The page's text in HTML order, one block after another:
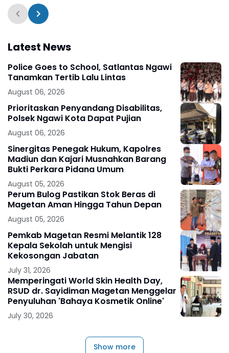
Latest News
Police Goes to School, Satlantas Ngawi
Tanamkan Tertib Lalu Lintas
August 06, 2026
Prioritaskan Penyandang Disabilitas,
Polsek Ngawi Kota Dapat Pujian
August 06, 2026
Sinergitas Penegak Hukum, Kapolres
Madiun dan Kajari Musnahkan Barang
Bukti Perkara Pidana Umum
August 05, 2026
Perum Bulog Pastikan Stok Beras di
Magetan Aman Hingga Tahun Depan
August 05, 2026
Pemkab Magetan Resmi Melantik 128
Kepala Sekolah untuk Mengisi
Kekosongan Jabatan
July 31, 2026
Memperingati World Skin Health Day,
RSUD dr. Sayidiman Magetan Menggelar
Penyuluhan 'Bahaya Kosmetik Online'
July 30, 2026
Show more